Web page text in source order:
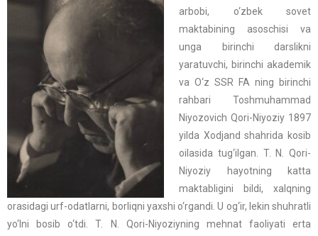
arbobi, o‘zbek sovet
maktabining asoschisi va
unga birinchi darslikni
yaratuvchi, birinchi akademik
va O‘z SSR FA ning birinchi
rahbari Toshmuhammad
Niyozovich Qori-Niyoziy 1897
yilda Xodjand shahrida kosib
oilasida tug‘ilgan. T. N. Qori-
Niyoziy hayotning katta
maktabligini bildi, xalqning
orasidagi urf-odatlarni, borliqni yaxshi o‘rgandi. U og‘ir, lekin shuhratli
yo‘lni bosib o‘tdi. T. N. Qori-Niyoziyning mehnat faoliyati erta